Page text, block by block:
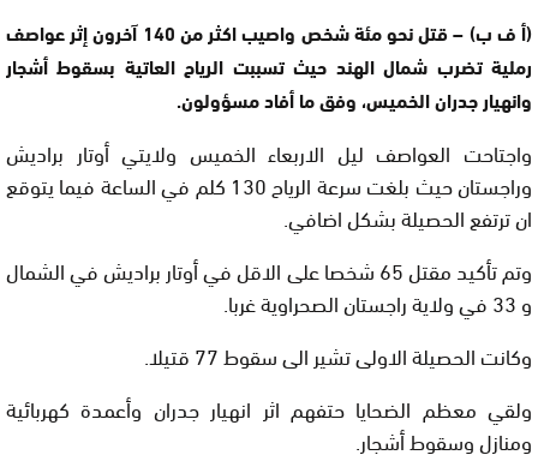
(أ ف ب) – قتل نحو مئة شخص واصيب اكثر من 140 آخرون إثر عواصف
رملية تضرب شمال الهند حيث تسببت الرياح العاتية بسقوط أشجار
وانهيار جدران الخميس، وفق ما أفاد مسؤولون.
واجتاحت العواصف ليل الاربعاء الخميس ولايتي أوتار براديش
وراجستان حيث بلغت سرعة الرياح 130 كلم في الساعة فيما يتوقع
ان ترتفع الحصيلة بشكل اضافي.
وتم تأكيد مقتل 65 شخصا على الاقل في أوتار براديش في الشمال
و 33 في ولاية راجستان الصحراوية غربا.
وكانت الحصيلة الاولى تشير الى سقوط 77 قتيلا.
ولقي معظم الضحايا حتفهم اثر انهيار جدران وأعمدة كهربائية
ومنازل وسقوط أشجار.